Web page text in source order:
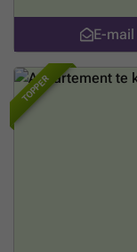
een laag
woonbuurt op de
woont er op
vervoer, met een
of bel naar ###
E-mail
TOPPER